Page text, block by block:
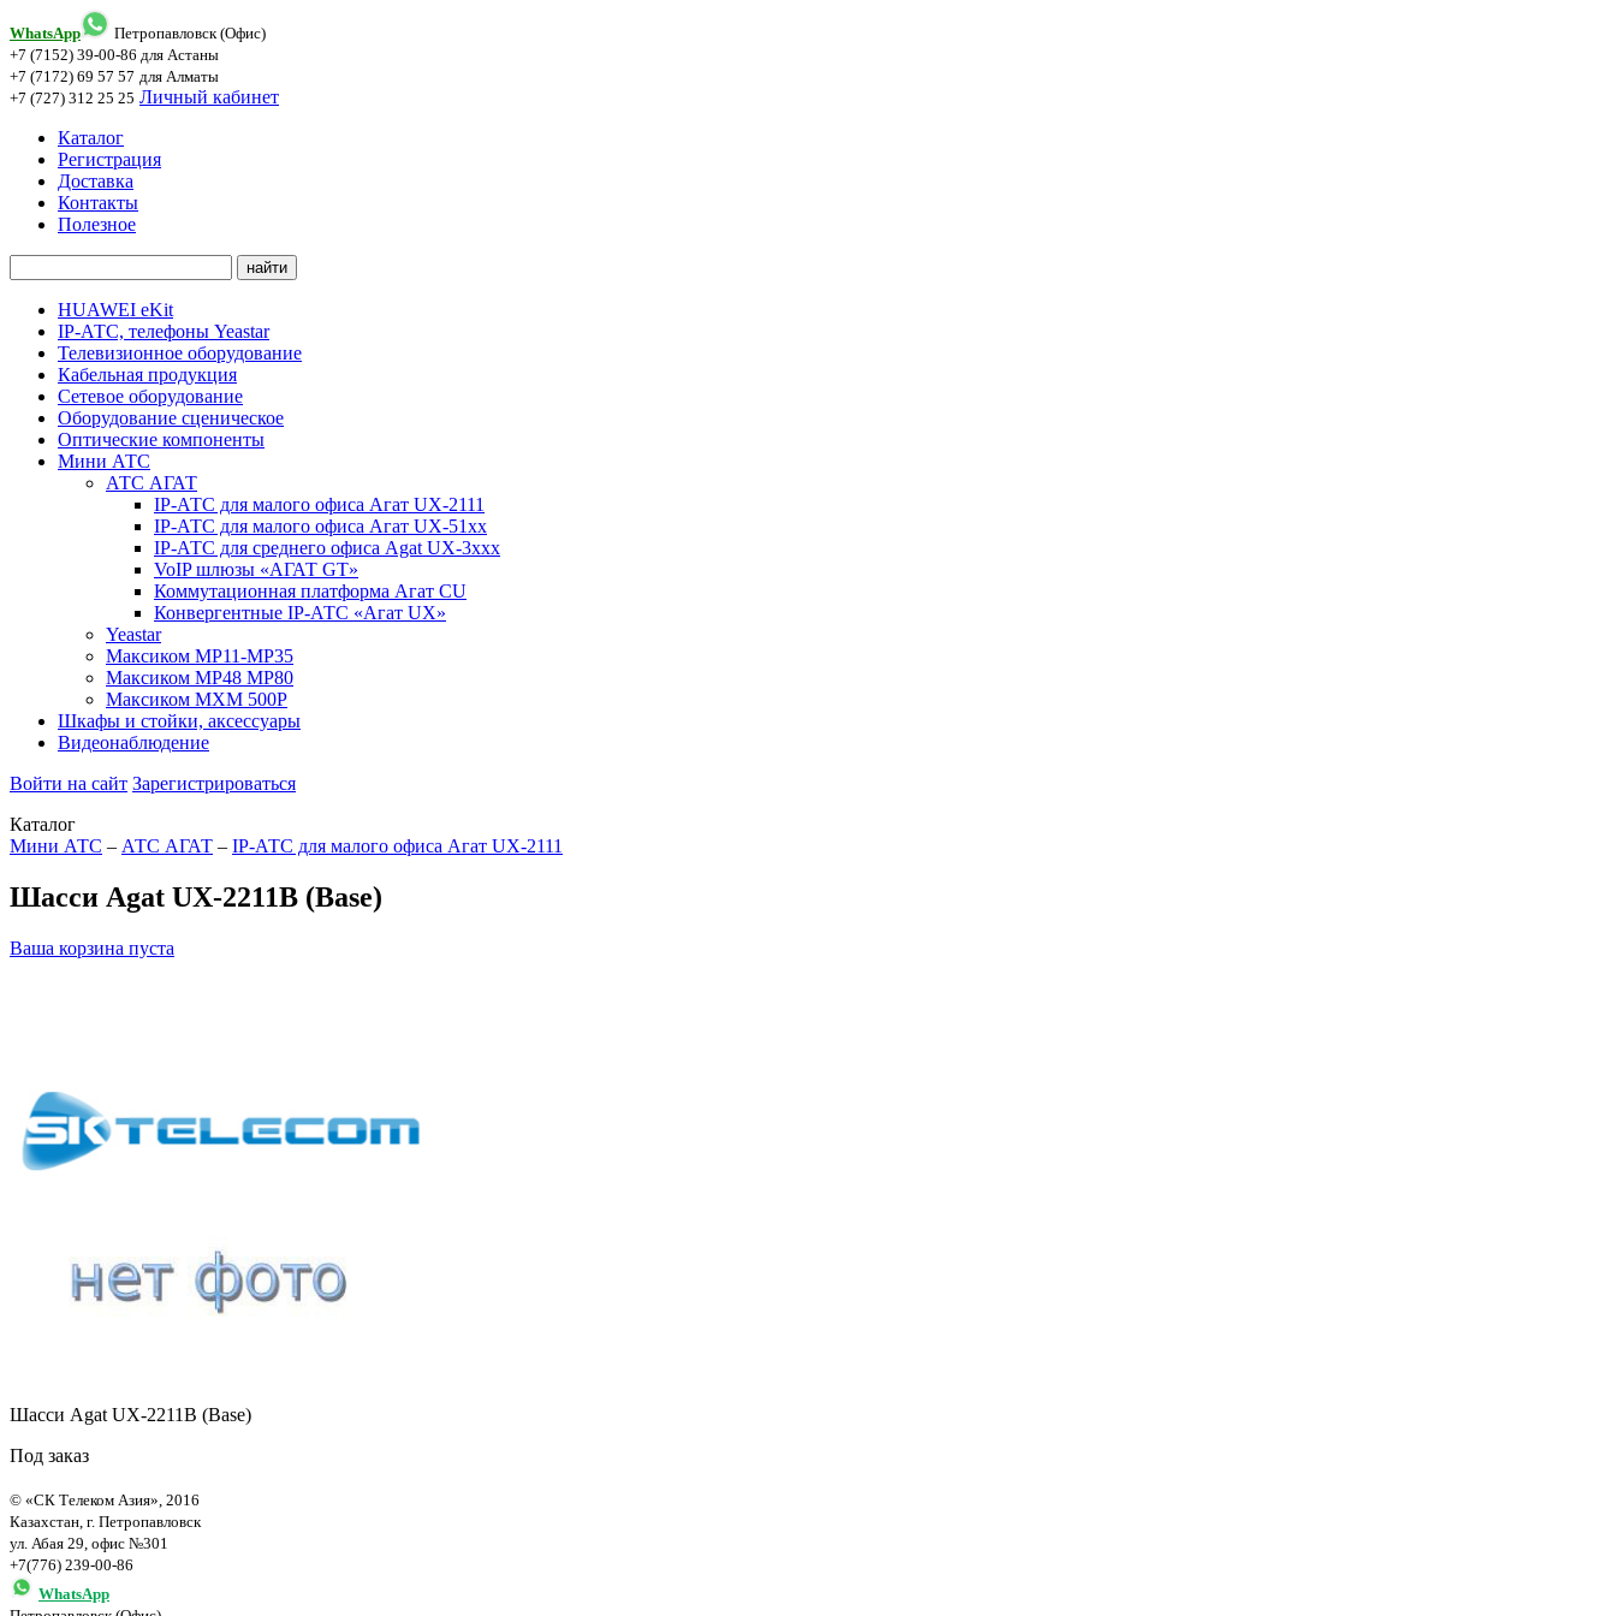
WhatsApp
Петропавловск (Офис)
+7 (7152) 39-00-86 для Астаны
+7 (7172) 69 57 57 для Алматы
+7 (727) 312 25 25 Личный кабинет
Каталог
Регистрация
Доставка
Контакты
Полезное
HUAWEI eKit
IP-АТС, телефоны Yeastar
Телевизионное оборудование
Кабельная продукция
Сетевое оборудование
Оборудование сценическое
Оптические компоненты
Мини АТС
АТС АГАТ
IP-АТС для малого офиса Агат UX-2111
IP-АТС для малого офиса Агат UX-51xx
IP-АТС для среднего офиса Agat UX-3xxx
VoIP шлюзы «АГАТ GT»
Коммутационная платформа Агат CU
Конвергентные IP-АТС «Агат UX»
Yeastar
Максиком МР11-MP35
Максиком МР48 MP80
Максиком МХМ 500P
Шкафы и стойки, аксессуары
Видеонаблюдение
Войти на сайт Зарегистрироваться
Каталог
Мини АТС – АТС АГАТ – IP-АТС для малого офиса Агат UX-2111
Шасси Agat UX-2211B (Base)
Ваша корзина пуста
Шасси Agat UX-2211B (Base)
Под заказ
© «СК Телеком Азия», 2016
Казахстан, г. Петропавловск
ул. Абая 29, офис №301
+7(776) 239-00-86
WhatsApp